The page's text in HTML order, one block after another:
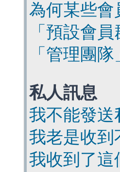
為何某些會
「預設會
「管理團
私人訊息
我不能發送
我老是收到
我收到了這